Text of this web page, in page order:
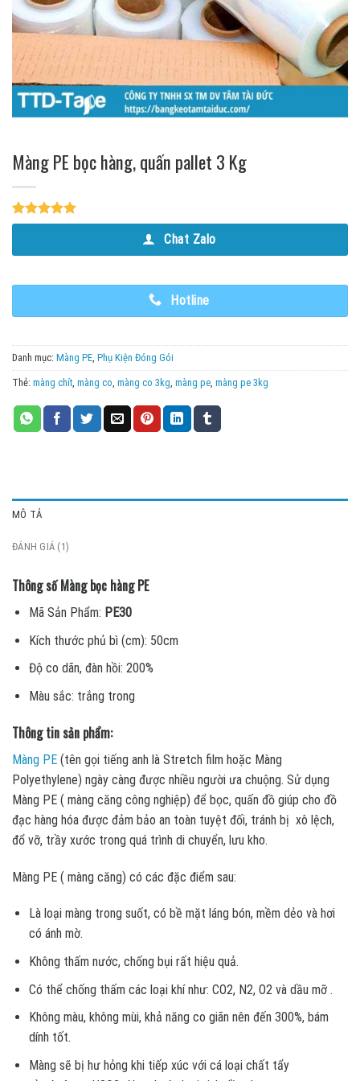
Màng PE bọc hàng, quấn pallet 3 Kg
5.00trên 5
1
đánh giá
Chat Zalo
Hotline
Danh mục: Màng PE, Phụ Kiện Đóng Gói
Thẻ: màng chít, màng co, màng co 3kg, màng pe, màng pe 3kg
MÔ TẢ
ĐÁNH GIÁ (1)
Thông số Màng bọc hàng PE
Mã Sản Phẩm: PE30
Kích thước phủ bì (cm): 50cm
Độ co dãn, đàn hồi: 200%
Màu sắc: trắng trong
Thông tin sản phẩm:
Màng PE (tên gọi tiếng anh là Stretch film hoặc Màng
Polyethylene) ngày càng được nhiều người ưa chuộng. Sử dụng
Màng PE ( màng căng công nghiệp) để bọc, quấn đồ giúp cho đồ
đạc hàng hóa được đảm bảo an toàn tuyệt đối, tránh bị xô lệch,
đổ vỡ, trầy xước trong quá trình di chuyển, lưu kho.
Màng PE ( màng căng) có các đặc điểm sau:
Là loại màng trong suốt, có bề mặt láng bón, mềm dẻo và hơi
có ánh mờ.
Không thấm nước, chống bụi rất hiệu quả.
Có thể chống thấm các loại khí như: CO2, N2, O2 và dầu mỡ .
Không màu, không mùi, khả năng co giãn nên đến 300%, bám
dính tốt.
Màng sẽ bị hư hỏng khi tiếp xúc với cá loại chất tẩy